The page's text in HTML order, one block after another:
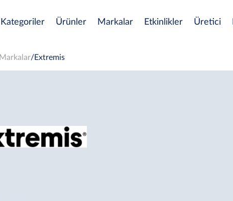
Kategoriler Ürünler Markalar Etkinlikler Üretici
Markalar Extremis